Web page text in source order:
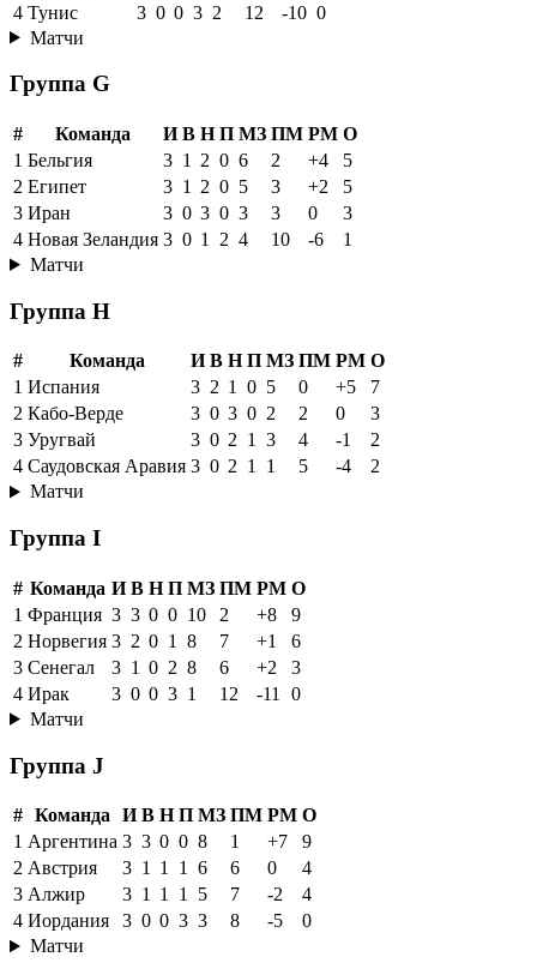
4 Тунис 3 0 0 3 2 12 -10 0
Матчи
Группа G
# Команда И В Н П МЗ ПМ РМ О
1 Бельгия 3 1 2 0 6 2 +4
5
2 Египет 3 1 2 0 5 3 +2
5
3 Иран 3 0 3 0 3 3 0
3
4 Новая Зеландия 3 0 1 2 4 10 -6
1
Матчи
Группа H
# Команда И В Н П МЗ ПМ РМ О
1 Испания 3 2 1 0 5 0 +5
7
2 Кабо-Верде 3 0 3 0 2 2 0
3
3 Уругвай 3 0 2 1 3 4 -1
2
4 Саудовская Аравия 3 0 2 1 1 5 -4
2
Матчи
Группа I
# Команда И В Н П МЗ ПМ РМ О
1 Франция 3 3 0 0 10 2 +8
9
2 Норвегия 3 2 0 1 8 7 +1
6
3 Сенегал 3 1 0 2 8 6 +2
3
4 Ирак 3 0 0 3 1 12 -11
0
Матчи
Группа J
# Команда И В Н П МЗ ПМ РМ О
1 Аргентина 3 3 0 0 8 1 +7
9
2 Австрия 3 1 1 1 6 6 0
4
3 Алжир 3 1 1 1 5 7 -2
4
4 Иордания 3 0 0 3 3 8 -5
0
Матчи